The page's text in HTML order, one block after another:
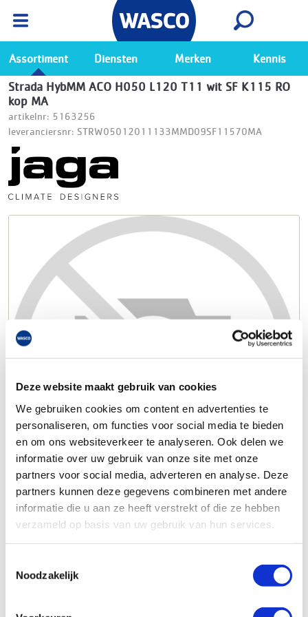
Deze website maakt gebruik van cookies
We gebruiken cookies om content en advertenties te
personaliseren, om functies voor social media te bieden
en om ons websiteverkeer te analyseren. Ook delen we
informatie over uw gebruik van onze site met onze
partners voor social media, adverteren en analyse. Deze
partners kunnen deze gegevens combineren met andere
informatie die u aan ze heeft verstrekt of die ze hebben
verzameld op basis van uw gebruik van hun services.
Noodzakelijk
Ga naar de Wasco app
Bekijk
Assortiment Diensten Merken Kennis
Strada HybMM ACO H050 L120 T11 wit SF K115 RO
kop MA
artikelnr: 5163256
leveranciersnr: STRW05012011133MMD09SF11570MA